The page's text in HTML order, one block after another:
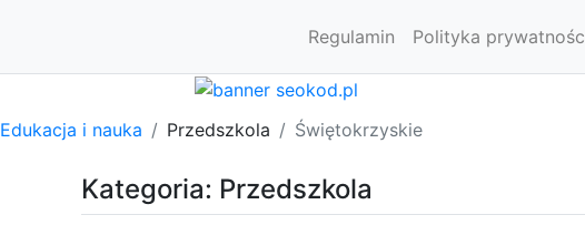
Regulamin Polityka prywatnośc
Edukacja i nauka Przedszkola Świętokrzyskie
Kategoria: Przedszkola